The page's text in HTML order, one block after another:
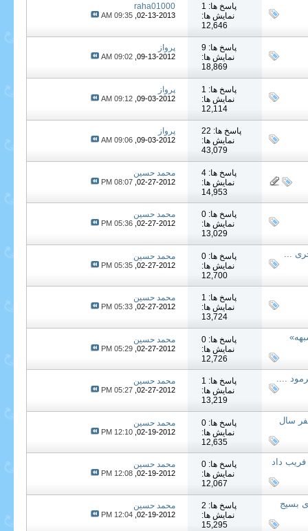
پاسخ ها: 1
نمایش ها:
12,646
raha01000
02-13-2013,
09:35 AM
پاسخ ها: 9
نمایش ها:
18,869
پرواز
09-13-2012,
09:02 AM
پاسخ ها: 1
نمایش ها:
12,114
پرواز
09-03-2012,
09:12 AM
پاسخ ها: 22
نمایش ها:
43,079
پرواز
09-03-2012,
09:06 AM
پاسخ ها: 4
نمایش ها:
14,953
محمد حسین
02-27-2012,
08:07 PM
پاسخ ها: 0
نمایش ها:
13,029
محمد حسین
02-27-2012,
05:36 PM
پاسخ ها: 0
نمایش ها:
12,700
محمد حسین
02-27-2012,
05:35 PM
پاسخ ها: 1
نمایش ها:
13,724
محمد حسین
02-27-2012,
05:33 PM
پاسخ ها: 0
نمایش ها:
12,726
محمد حسین
02-27-2012,
05:29 PM
پاسخ ها: 1
نمایش ها:
13,219
محمد حسین
02-27-2012,
05:27 PM
سال
پاسخ ها: 0
نمایش ها:
12,635
محمد حسین
02-19-2012,
12:10 PM
فريب داد
پاسخ ها: 0
نمایش ها:
12,067
محمد حسین
02-19-2012,
12:08 PM
در سال 38 هجرى براى بسيج
پاسخ ها: 2
نمایش ها:
15,295
محمد حسین
02-19-2012,
12:04 PM